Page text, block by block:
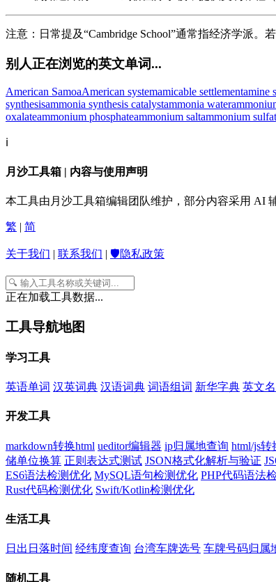
注意：日常提及“Cambridge School”通常指经济学派。
别人正在浏览的英文单词...
American SamoaAmerican systemamicable settlementamine
synthesisammonia synthesis catalystammonia water
oxalateammonium phosphateammonium saltammonium
ℹ️
月沙工具箱 | 内容与使用声明
本工具由月沙工具箱编辑团队维护，部分内容采用 AI
繁 | 简
关于我们 | 联系我们 | 🛡️隐私政策
正在加载工具数据...
工具导航地图
学习工具
英语单词 汉英词典 汉语词典 词语组词 新华字典 英文
开发工具
markdown转换html ueditor编辑器 ip归属地查询 html/js
储单位换算 正则表达式测试 JSON格式化解析与验证
ES6语法检测优化 MySQL语句检测优化 PHP代码语法
Rust代码检测优化 Swift/Kotlin检测优化
生活工具
日出日落时间 经纬度查询 台湾车牌选号 车牌号码归属
随机工具